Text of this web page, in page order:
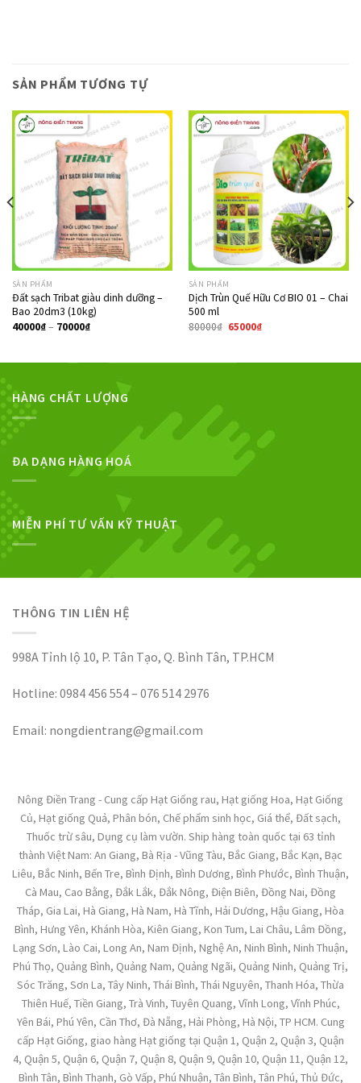
SẢN PHẨM TƯƠNG TỰ
SẢN PHẨM
Đất sạch Tribat giàu dinh dưỡng –
Bao 20dm3 (10kg)
40000₫– 70000₫
Giảm giá!
SẢN PHẨM
Dịch Trùn Quế Hữu Cơ BIO 01 – Chai
500 ml
80000₫ 65000₫
HÀNG CHẤT LƯỢNG
ĐA DẠNG HÀNG HOÁ
MIỄN PHÍ TƯ VẤN KỸ THUẬT
THÔNG TIN LIÊN HỆ
998A Tỉnh lộ 10, P. Tân Tạo, Q. Bình Tân, TP.HCM
Hotline: 0984 456 554 – 076 514 2976
Email: nongdientrang@gmail.com
Nông Điền Trang - Cung cấp Hạt Giống rau, Hạt giống Hoa, Hạt Giống
Củ, Hạt giống Quả, Phân bón, Chế phẩm sinh học, Giá thể, Đất sạch,
Thuốc trừ sâu, Dụng cụ làm vườn. Ship hàng toàn quốc tại 63 tỉnh
thành Việt Nam: An Giang, Bà Rịa - Vũng Tàu, Bắc Giang, Bắc Kạn, Bạc
Liêu, Bắc Ninh, Bến Tre, Bình Định, Bình Dương, Bình Phước, Bình Thuận,
Cà Mau, Cao Bằng, Đắk Lắk, Đắk Nông, Điện Biên, Đồng Nai, Đồng
Tháp, Gia Lai, Hà Giang, Hà Nam, Hà Tĩnh, Hải Dương, Hậu Giang, Hòa
Bình, Hưng Yên, Khánh Hòa, Kiên Giang, Kon Tum, Lai Châu, Lâm Đồng,
Lạng Sơn, Lào Cai, Long An, Nam Định, Nghệ An, Ninh Bình, Ninh Thuận,
Phú Thọ, Quảng Bình, Quảng Nam, Quảng Ngãi, Quảng Ninh, Quảng Trị,
Sóc Trăng, Sơn La, Tây Ninh, Thái Bình, Thái Nguyên, Thanh Hóa, Thừa
Thiên Huế, Tiền Giang, Trà Vinh, Tuyên Quang, Vĩnh Long, Vĩnh Phúc,
Yên Bái, Phú Yên, Cần Thơ, Đà Nẵng, Hải Phòng, Hà Nội, TP HCM. Cung
cấp Hạt Giống, giao hàng Hạt giống tại Quận 1, Quận 2, Quận 3, Quận
4, Quận 5, Quận 6, Quận 7, Quận 8, Quận 9, Quận 10, Quận 11, Quận 12,
Bình Tân, Bình Thạnh, Gò Vấp, Phú Nhuận, Tân Bình, Tân Phú, Thủ Đức,